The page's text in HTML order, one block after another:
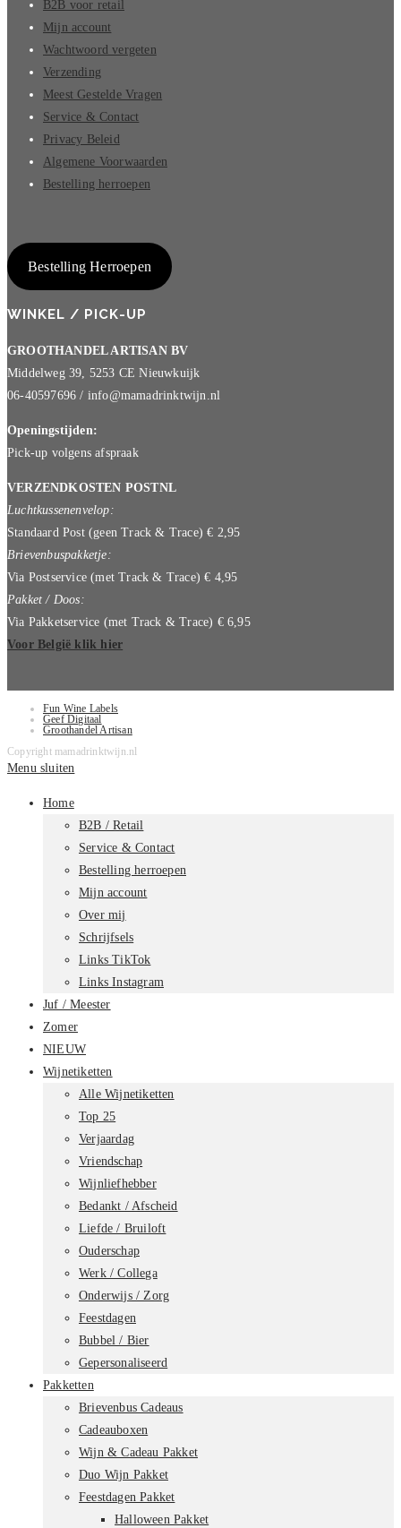
B2B voor retail
Mijn account
Wachtwoord vergeten
Verzending
Meest Gestelde Vragen
Service & Contact
Privacy Beleid
Algemene Voorwaarden
Bestelling herroepen
Bestelling Herroepen
WINKEL / PICK-UP
GROOTHANDEL ARTISAN BV
Middelweg 39, 5253 CE Nieuwkuijk
06-40597696 / info@mamadrinktwijn.nl
Openingstijden:
Pick-up volgens afspraak
VERZENDKOSTEN POSTNL
Luchtkussenenvelop:
Standaard Post (geen Track & Trace) € 2,95
Brievenbuspakketje:
Via Postservice (met Track & Trace) € 4,95
Pakket / Doos:
Via Pakketservice (met Track & Trace) € 6,95
Voor België klik hier
Fun Wine Labels
Geef Digitaal
Groothandel Artisan
Copyright mamadrinktwijn.nl
Menu sluiten
Home
B2B / Retail
Service & Contact
Bestelling herroepen
Mijn account
Over mij
Schrijfsels
Links TikTok
Links Instagram
Juf / Meester
Zomer
NIEUW
Wijnetiketten
Alle Wijnetiketten
Top 25
Verjaardag
Vriendschap
Wijnliefhebber
Bedankt / Afscheid
Liefde / Bruiloft
Ouderschap
Werk / Collega
Onderwijs / Zorg
Feestdagen
Bubbel / Bier
Gepersonaliseerd
Pakketten
Brievenbus Cadeaus
Cadeauboxen
Wijn & Cadeau Pakket
Duo Wijn Pakket
Feestdagen Pakket
Halloween Pakket